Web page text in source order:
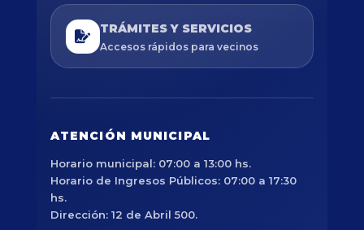
TRÁMITES Y SERVICIOS
Accesos rápidos para vecinos
ATENCIÓN MUNICIPAL
Horario municipal: 07:00 a 13:00 hs.
Horario de Ingresos Públicos: 07:00 a 17:30
hs.
Dirección: 12 de Abril 500.